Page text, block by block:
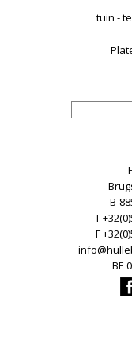
tuin -
B-
T
F
BE